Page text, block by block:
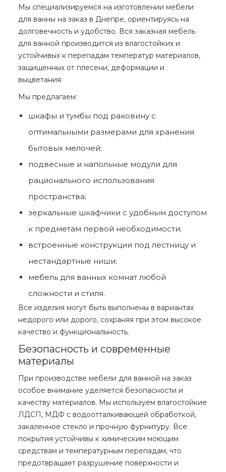
Мы специализируемся на изготовлении мебели
для ванны на заказ в Днепре, ориентируясь на
долговечность и удобство. Вся заказная мебель
для ванной производится из влагостойких и
устойчивых к перепадам температур материалов,
защищенных от плесени, деформации и
выцветания.
Мы предлагаем:
шкафы и тумбы под раковину с
оптимальными размерами для хранения
бытовых мелочей;
подвесные и напольные модули для
рационального использования
пространства;
зеркальные шкафчики с удобным доступом
к предметам первой необходимости;
встроенные конструкции под лестницу и
нестандартные ниши;
мебель для ванных комнат любой
сложности и стиля.
Все изделия могут быть выполнены в вариантах
недорого или дорого, сохраняя при этом высокое
качество и функциональность.
Безопасность и современные
материалы
При производстве мебели для ванной на заказ
особое внимание уделяется безопасности и
качеству материалов. Мы используем влагостойкие
ЛДСП, МДФ с водоотталкивающей обработкой,
закаленное стекло и прочную фурнитуру. Все
покрытия устойчивы к химическим моющим
средствам и температурным перепадам, что
предотвращает разрушение поверхности и